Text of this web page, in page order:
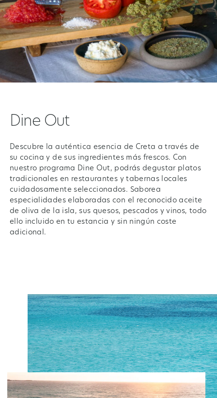
Dine Out
Descubre la auténtica esencia de Creta a través de
su cocina y de sus ingredientes más frescos. Con
nuestro programa Dine Out, podrás degustar platos
tradicionales en restaurantes y tabernas locales
cuidadosamente seleccionados. Saborea
especialidades elaboradas con el reconocido aceite
de oliva de la isla, sus quesos, pescados y vinos, todo
ello incluido en tu estancia y sin ningún coste
adicional.